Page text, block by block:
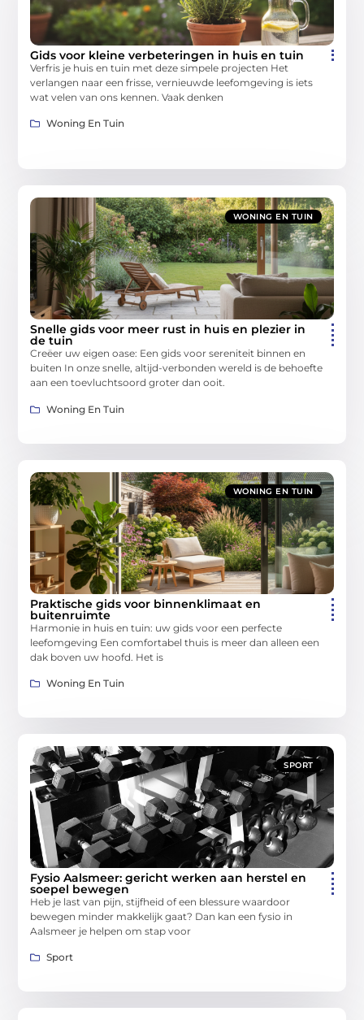
Gids voor kleine verbeteringen in huis en tuin
Verfris je huis en tuin met deze simpele projecten Het
verlangen naar een frisse, vernieuwde leefomgeving is iets
wat velen van ons kennen. Vaak denken
Woning En Tuin
WONING EN TUIN
Snelle gids voor meer rust in huis en plezier in
de tuin
Creëer uw eigen oase: Een gids voor sereniteit binnen en
buiten In onze snelle, altijd-verbonden wereld is de behoefte
aan een toevluchtsoord groter dan ooit.
Woning En Tuin
WONING EN TUIN
Praktische gids voor binnenklimaat en
buitenruimte
Harmonie in huis en tuin: uw gids voor een perfecte
leefomgeving Een comfortabel thuis is meer dan alleen een
dak boven uw hoofd. Het is
Woning En Tuin
SPORT
Fysio Aalsmeer: gericht werken aan herstel en
soepel bewegen
Heb je last van pijn, stijfheid of een blessure waardoor
bewegen minder makkelijk gaat? Dan kan een fysio in
Aalsmeer je helpen om stap voor
Sport